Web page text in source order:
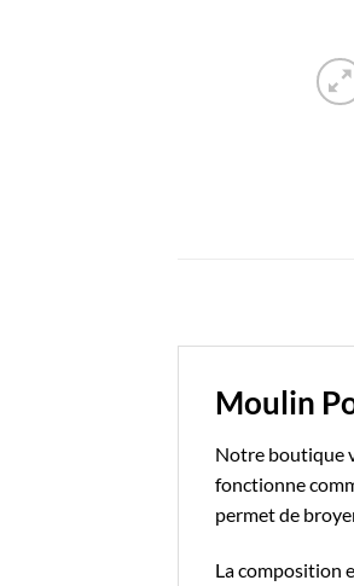
Moulin
Notre boutique
fonctionne
permet de
La composition